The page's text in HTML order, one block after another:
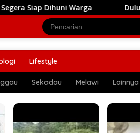
Warga Dulu Sulit Air
Lifestyle
Sekadau Melawi Lainnya